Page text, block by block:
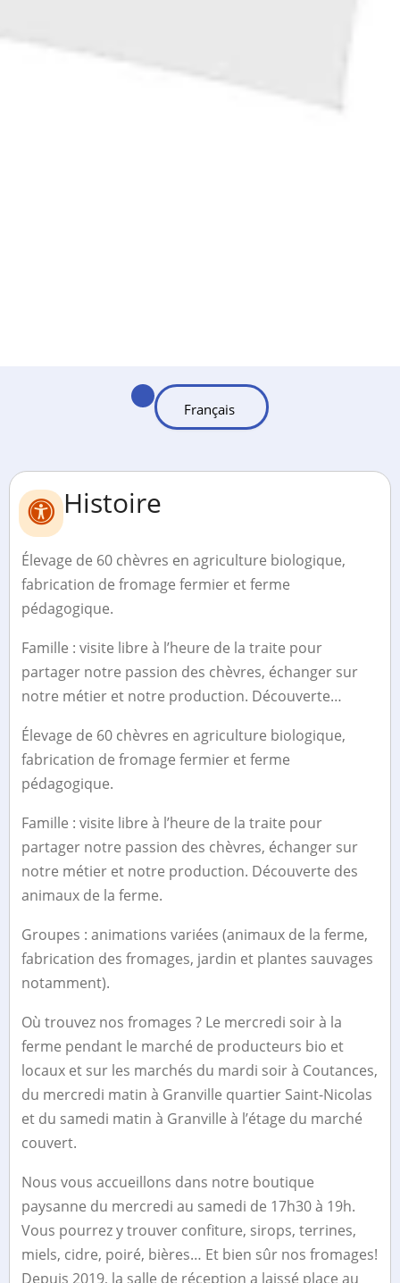
Histoire
Élevage de 60 chèvres en agriculture biologique,
fabrication de fromage fermier et ferme
pédagogique.
Famille : visite libre à l’heure de la traite pour
partager notre passion des chèvres, échanger sur
notre métier et notre production. Découverte…
Élevage de 60 chèvres en agriculture biologique,
fabrication de fromage fermier et ferme
pédagogique.
Famille : visite libre à l’heure de la traite pour
partager notre passion des chèvres, échanger sur
notre métier et notre production. Découverte des
animaux de la ferme.
Groupes : animations variées (animaux de la ferme,
fabrication des fromages, jardin et plantes sauvages
notamment).
Où trouvez nos fromages ? Le mercredi soir à la
ferme pendant le marché de producteurs bio et
locaux et sur les marchés du mardi soir à Coutances,
du mercredi matin à Granville quartier Saint-Nicolas
et du samedi matin à Granville à l’étage du marché
couvert.
Nous vous accueillons dans notre boutique
paysanne du mercredi au samedi de 17h30 à 19h.
Vous pourrez y trouver confiture, sirops, terrines,
miels, cidre, poiré, bières… Et bien sûr nos fromages!
Depuis 2019, la salle de réception a laissé place au